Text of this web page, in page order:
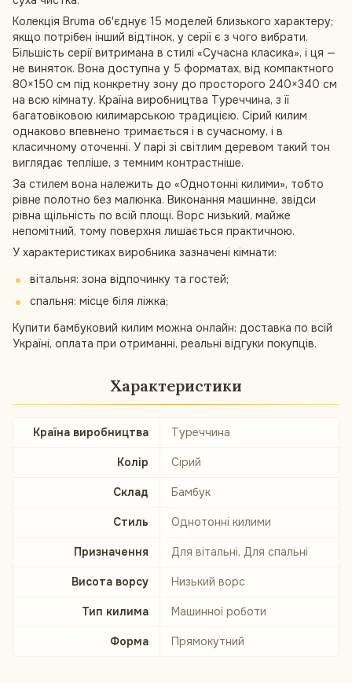
Колекція Bruma об'єднує 15 моделей близького характеру;
якщо потрібен інший відтінок, у серії є з чого вибрати.
Більшість серії витримана в стилі «Сучасна класика», і ця —
не виняток. Вона доступна у 5 форматах, від компактного
80×150 см під конкретну зону до просторого 240×340 см
на всю кімнату. Країна виробництва Туреччина, з її
багатовіковою килимарською традицією. Сірий килим
однаково впевнено тримається і в сучасному, і в
класичному оточенні. У парі зі світлим деревом такий тон
виглядає тепліше, з темним контрастніше.
За стилем вона належить до «Однотонні килими», тобто
рівне полотно без малюнка. Виконання машинне, звідси
рівна щільність по всій площі. Ворс низький, майже
непомітний, тому поверхня лишається практичною.
У характеристиках виробника зазначені кімнати:
вітальня: зона відпочинку та гостей;
спальня: місце біля ліжка;
Купити бамбуковий килим можна онлайн: доставка по всій
Україні, оплата при отриманні, реальні відгуки покупців.
Характеристики
Країна виробництва Туреччина
Колір Сірий
Склад Бамбук
Стиль Однотонні килими
Призначення Для вітальні, Для спальні
Висота ворсу Низький ворс
Тип килима Машинної роботи
Форма Прямокутний